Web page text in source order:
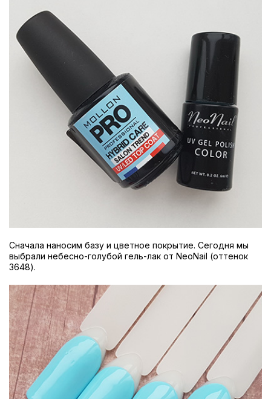
Сначала наносим базу и цветное покрытие. Сегодня мы
выбрали небесно-голубой гель-лак от NeoNail (оттенок
3648).